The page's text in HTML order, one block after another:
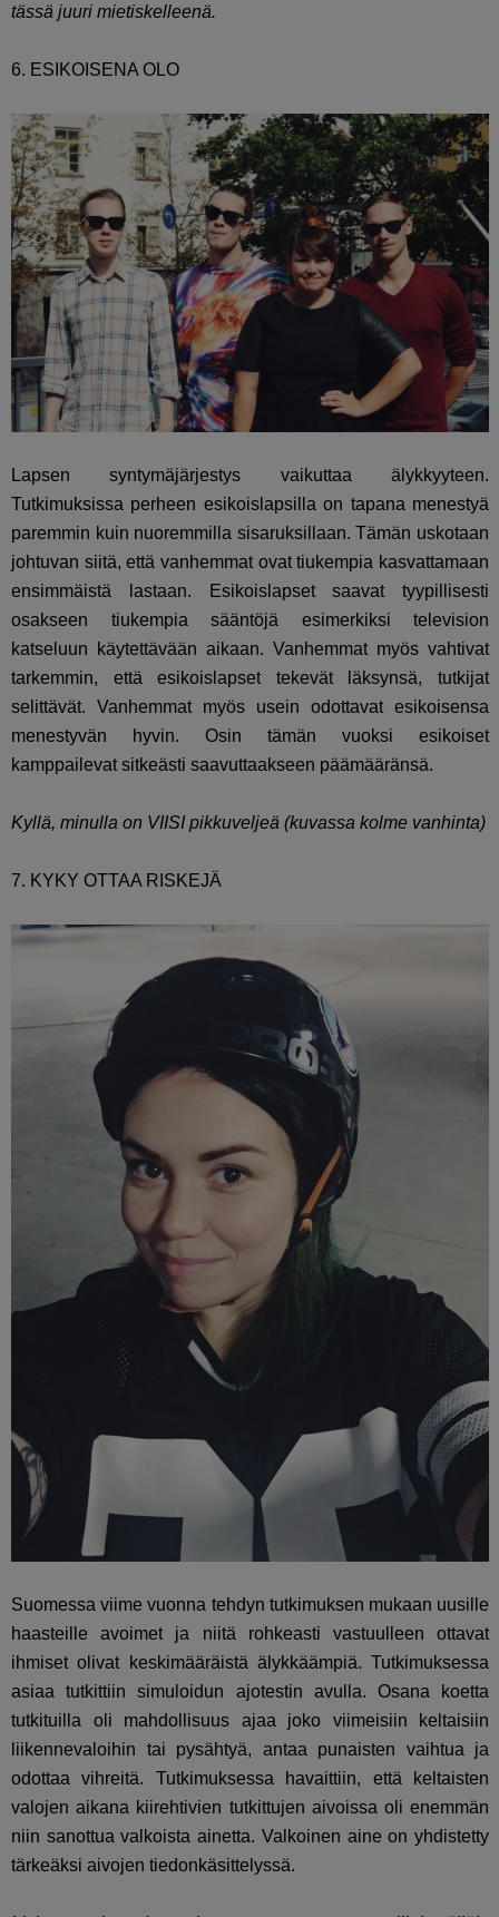
tässä juuri mietiskelleenä.
6. ESIKOISENA OLO
Lapsen syntymäjärjestys vaikuttaa älykkyyteen.
Tutkimuksissa perheen esikoislapsilla on tapana menestyä
paremmin kuin nuoremmilla sisaruksillaan. Tämän uskotaan
johtuvan siitä, että vanhemmat ovat tiukempia kasvattamaan
ensimmäistä lastaan. Esikoislapset saavat tyypillisesti
osakseen tiukempia sääntöjä esimerkiksi television
katseluun käytettävään aikaan. Vanhemmat myös vahtivat
tarkemmin, että esikoislapset tekevät läksynsä, tutkijat
selittävät. Vanhemmat myös usein odottavat esikoisensa
menestyvän hyvin. Osin tämän vuoksi esikoiset
kamppailevat sitkeästi saavuttaakseen päämääränsä.
Kyllä, minulla on VIISI pikkuveljeä (kuvassa kolme vanhinta)
7. KYKY OTTAA RISKEJÄ
Suomessa viime vuonna tehdyn tutkimuksen mukaan uusille
haasteille avoimet ja niitä rohkeasti vastuulleen ottavat
ihmiset olivat keskimääräistä älykkäämpiä. Tutkimuksessa
asiaa tutkittiin simuloidun ajotestin avulla. Osana koetta
tutkituilla oli mahdollisuus ajaa joko viimeisiin keltaisiin
liikennevaloihin tai pysähtyä, antaa punaisten vaihtua ja
odottaa vihreitä. Tutkimuksessa havaittiin, että keltaisten
valojen aikana kiirehtivien tutkittujen aivoissa oli enemmän
niin sanottua valkoista ainetta. Valkoinen aine on yhdistetty
tärkeäksi aivojen tiedonkäsittelyssä.